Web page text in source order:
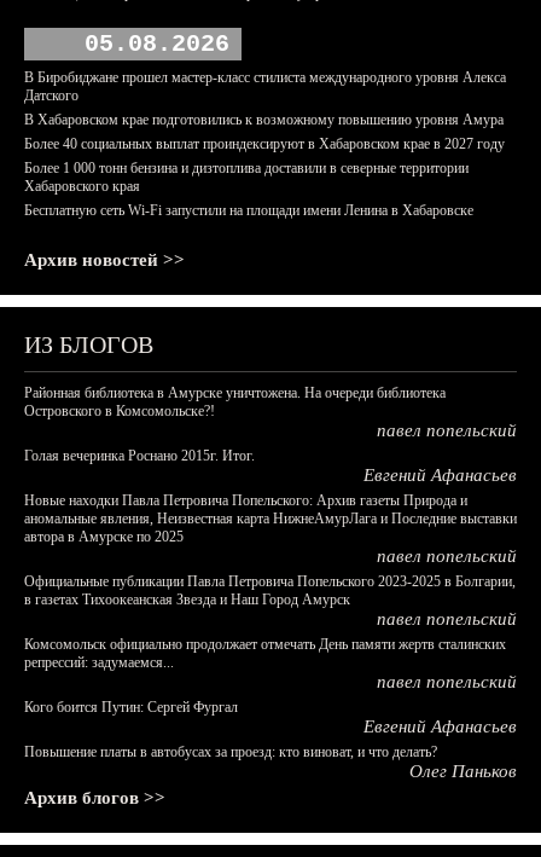
05.08.2026
В Биробиджане прошел мастер-класс стилиста международного уровня Алекса
Датского
В Хабаровском крае подготовились к возможному повышению уровня Амура
Более 40 социальных выплат проиндексируют в Хабаровском крае в 2027 году
Более 1 000 тонн бензина и дизтоплива доставили в северные территории
Хабаровского края
Бесплатную сеть Wi-Fi запустили на площади имени Ленина в Хабаровске
Архив новостей >>
ИЗ БЛОГОВ
Районная библиотека в Амурске уничтожена. На очереди библиотека
Островского в Комсомольске?!
павел попельский
Голая вечеринка Роснано 2015г. Итог.
Евгений Афанасьев
Новые находки Павла Петровича Попельского: Архив газеты Природа и
аномальные явления, Неизвестная карта НижнеАмурЛага и Последние выставки
автора в Амурске по 2025
павел попельский
Официальные публикации Павла Петровича Попельского 2023-2025 в Болгарии,
в газетах Тихоокеанская Звезда и Наш Город Амурск
павел попельский
Комсомольск официально продолжает отмечать День памяти жертв сталинских
репрессий: задумаемся...
павел попельский
Кого боится Путин: Сергей Фургал
Евгений Афанасьев
Повышение платы в автобусах за проезд: кто виноват, и что делать?
Олег Паньков
Архив блогов >>